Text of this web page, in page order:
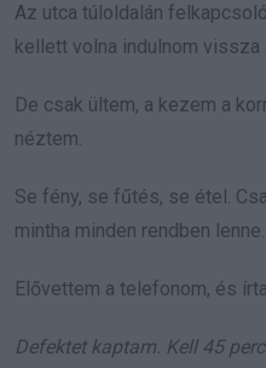
Az utca túloldalán
kellett volna indulnom vissza
De csak ültem, a kezem a
néztem.
Se fény, se fűtés, se étel.
mintha minden rendben lenne.
Elővettem a telefonom, és
Defektet kaptam. Kell 45